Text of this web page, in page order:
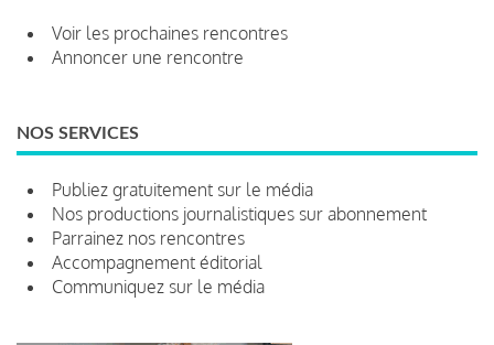
Voir les prochaines rencontres
Annoncer une rencontre
NOS SERVICES
Publiez gratuitement sur le média
Nos productions journalistiques sur abonnement
Parrainez nos rencontres
Accompagnement éditorial
Communiquez sur le média